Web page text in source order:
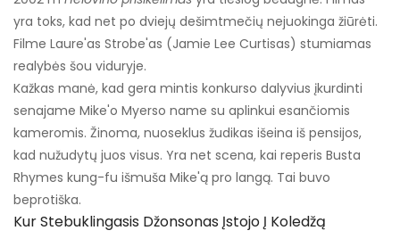
yra toks, kad net po dviejų dešimtmečių nejuokinga žiūrėti.
Filme Laure'as Strobe'as (Jamie Lee Curtisas) stumiamas
realybės šou viduryje.
Kažkas manė, kad gera mintis konkurso dalyvius įkurdinti
senajame Mike'o Myerso name su aplinkui esančiomis
kameromis. Žinoma, nuoseklus žudikas išeina iš pensijos,
kad nužudytų juos visus. Yra net scena, kai reperis Busta
Rhymes kung-fu išmuša Mike'ą pro langą. Tai buvo
beprotiška.
Kur Stebuklingasis Džonsonas Įstojo Į Koledžą